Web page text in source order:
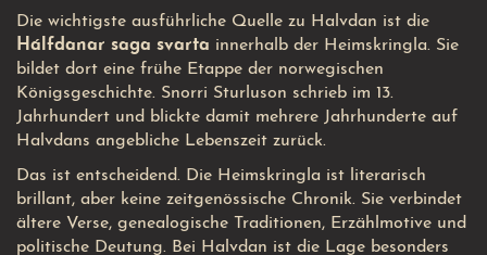
Die wichtigste ausführliche Quelle zu Halvdan ist die
Hálfdanar saga svarta innerhalb der Heimskringla. Sie
bildet dort eine frühe Etappe der norwegischen
Königsgeschichte. Snorri Sturluson schrieb im 13.
Jahrhundert und blickte damit mehrere Jahrhunderte auf
Halvdans angebliche Lebenszeit zurück.
Das ist entscheidend. Die Heimskringla ist literarisch
brillant, aber keine zeitgenössische Chronik. Sie verbindet
ältere Verse, genealogische Traditionen, Erzählmotive und
politische Deutung. Bei Halvdan ist die Lage besonders